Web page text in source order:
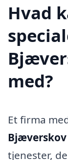
Hvad
med?
Et firma
Bjæverskov
tjenester,